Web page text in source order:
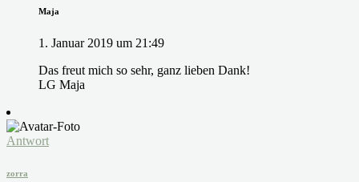
Maja
1. Januar 2019 um 21:49
Das freut mich so sehr, ganz lieben Dank!
LG Maja
Antwort
zorra